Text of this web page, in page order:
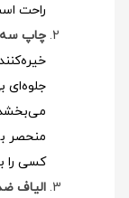
راحت
چاپ
جلوه‌ای
منحصر
کسی را
الیاف